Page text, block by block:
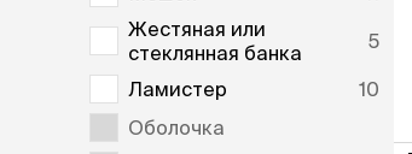
Жестяная или
стеклянная банка
5
Ламистер
10
Оболочка